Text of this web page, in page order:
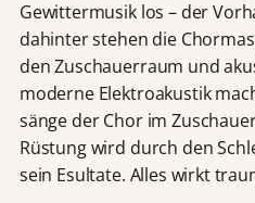
Gewittermusik los – der
dahinter stehen die
den Zuschauerraum und
moderne Elektroakustik
sänge der Chor im
Rüstung wird durch den
sein Esultate. Alles wirkt